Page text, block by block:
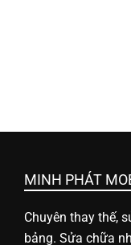
ạ
i
d
MINH PHÁT
Chuyên thay thế,
bảng. Sửa chữa